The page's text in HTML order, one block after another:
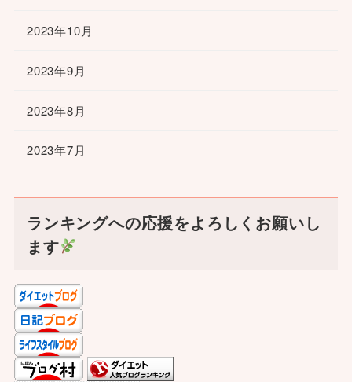
2023年10月
2023年9月
2023年8月
2023年7月
ランキングへの応援をよろしくお願いし
ます